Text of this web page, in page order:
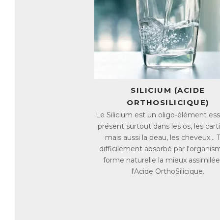
SILICIUM (ACIDE
ORTHOSILICIQUE)
Le Silicium est un oligo-élément
présent surtout dans les os, les
mais aussi la peau, les cheveux...
difficilement absorbé par
forme naturelle la mieux
l'Acide OrthoSilicique.